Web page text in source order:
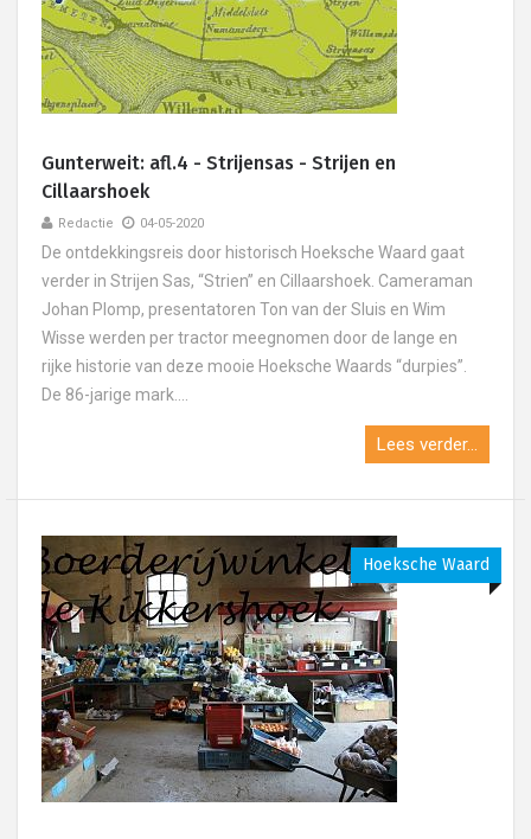
Gunterweit: afl.4 - Strijensas - Strijen en
Cillaarshoek
Redactie 04-05-2020
De ontdekkingsreis door historisch Hoeksche Waard gaat
verder in Strijen Sas, “Strien” en Cillaarshoek. Cameraman
Johan Plomp, presentatoren Ton van der Sluis en Wim
Wisse werden per tractor meegnomen door de lange en
rijke historie van deze mooie Hoeksche Waards “durpies”.
De 86-jarige mark....
Lees verder...
Hoeksche Waard